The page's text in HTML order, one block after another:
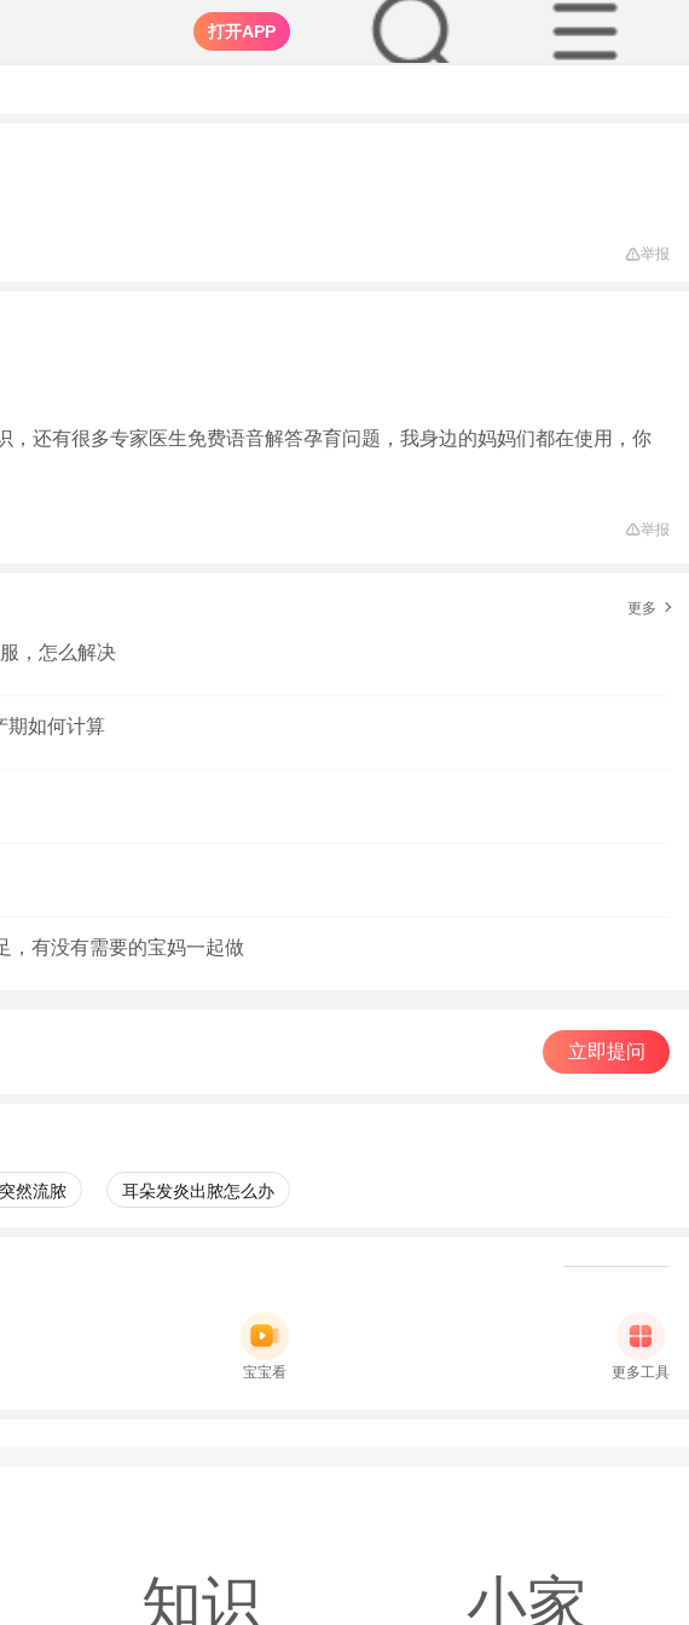
打开APP
举报
还有很多专家医生免费语音解答孕育问题，我身边的妈妈们都在使用，你
举报
更多
，怎么解决
期如何计算
，有没有需要的宝妈一起做
立即提问
然流脓 耳朵发炎出脓怎么办
宝宝看 更多工具
知识 小家